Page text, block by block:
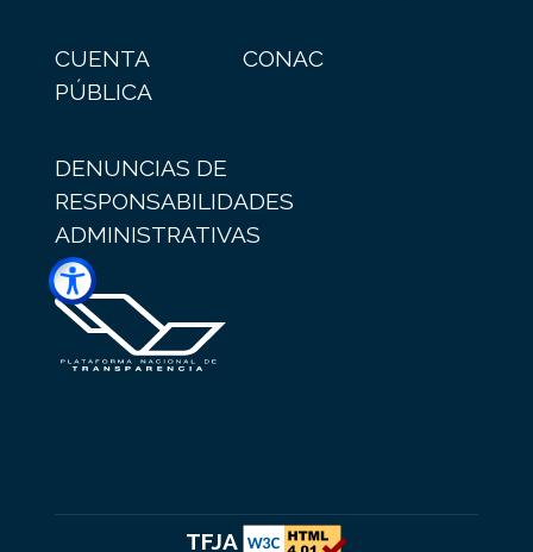
CUENTA
PÚBLICA
CONAC
DENUNCIAS DE
RESPONSABILIDADES
ADMINISTRATIVAS
TFJA